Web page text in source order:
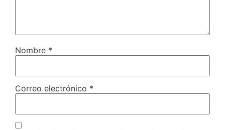
Nombre *
Correo electrónico *